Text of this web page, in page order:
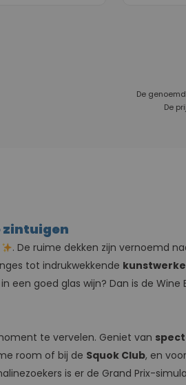
De
De
zintuigen
. De ruime dekken zijn vernoemd
tot indrukwekkende
een goed glas wijn? Dan is de
te vervelen. Geniet van
room of bij de Squok Club, en
is er de Grand Prix-